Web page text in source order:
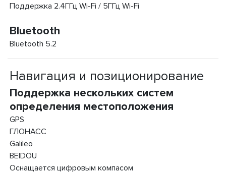
Поддержка 2.4ГГц Wi-Fi / 5ГГц Wi-Fi
Bluetooth
Bluetooth 5.2
Навигация и позиционирование
Поддержка нескольких систем
определения местоположения
GPS
ГЛОНАСС
Galileo
BEIDOU
Оснащается цифровым компасом